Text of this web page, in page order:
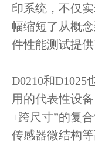
印系统，不仅
幅缩短了从概
件性能测试提供
D0210和D1025
用的代表性设
+跨尺寸”的复
传感器微结构